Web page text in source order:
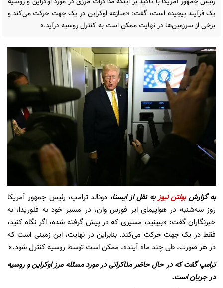
یک فرآیند پیچیده است، گفت: «منازعه اوکراین در یک جهت حرکت می‌کند و
برخی از سرزمین‌ها در نهایت ممکن است به کنترل روسیه درآید.»
به گزارشبولتن نیوزبه نقل ازایسنا، دونالد ترامپ، رئیس جمهور آمریکا
روز سه‌شنبه در هواپیمای ایر فورس وان، در مسیر خود به فلوریدا، به
خبرنگاران گفت: «ببینید، مسیری که در پیش گرفته شده، اگر نگاه کنید،
فقط در یک جهت حرکت می‌کند. بنابراین در نهایت، این زمینی است که
در هر صورت، طی چند ماه آینده، ممکن است توسط روسیه کنترل شود.»
ترامپ گفت که در حال حاضر مذاکراتی در مورد مسئله مرز اوکراین و روسیه
در جریان است.